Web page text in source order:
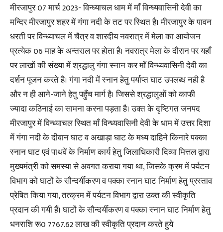
मीरजापुर 07 मार्च 2023- विन्ध्याचल धाम में माँ विन्ध्यवासिनी देवी का
मन्दिर मीरजापुर शहर में गंगा नदी के तट पर स्थित है। मीरजापुर के पावन
धरती पर विन्ध्याचल में चैत्र व शारदीय नवरात्र में मेला का आयोजन
प्रत्येक 06 माह के अन्तराल पर होता है। नवरात्र मेला के दौरान पर यहाँ
पर लाखों की संख्या में श्रद्धालु गंगा स्नान कर माँ विन्ध्यवासिनी देवी का
दर्शन पूजन करते है। गंगा नदी में स्नान हेतु पर्याप्त घाट उपलब्ध नही है
और न ही आने-जाने हेतु पहुँच मार्ग है। जिससे श्रद्धालुओं को काफी
ज्यादा कठिनाई का सामना करना पड़ता है। उक्त के दृष्टिगत जनपद
मीरजापुर में विन्ध्याचल स्थित माँ विन्ध्यवासिनी देवी के धाम में उत्तर दिशा
में गंगा नदी के दीवान घाट व अखाड़ा घाट के मध्य दाहिने किनारे पक्का
स्नान घाट एवं पाथवें के निर्माण कार्य हेतु जिलाधिकारी दिव्या मित्तल द्वारा
मुख्यमंत्री को समस्या से अवगत कराया गया था, जिसके क्रम में पर्यटन
विभाग को घाटों के सौन्दर्यीकरण व पक्का स्नान घाट निर्माण हेतु प्रस्ताव
प्रेषित किया गया, तत्क्रम में पर्यटन विभाग द्वारा उक्त की स्वीकृति
प्रदान की गयी हैं। घाटों के सौन्दर्यीकरण व पक्का स्नान घाट निर्माण हेतु
धनराशि रू0 7767.62 लाख की स्वीकृति प्रदान करते हुये